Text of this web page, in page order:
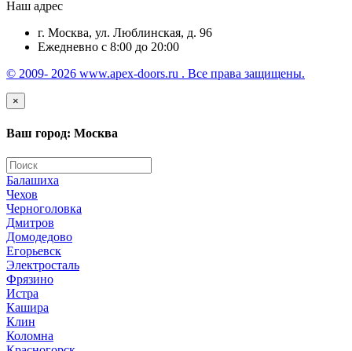
Наш адрес
г. Москва, ул. Люблинская, д. 96
Ежедневно с 8:00 до 20:00
© 2009- 2026 www.apex-doors.ru . Все права защищены.
×
Ваш город: Москва
Балашиха
Чехов
Черноголовка
Дмитров
Домодедово
Егорьевск
Электросталь
Фрязино
Истра
Кашира
Клин
Коломна